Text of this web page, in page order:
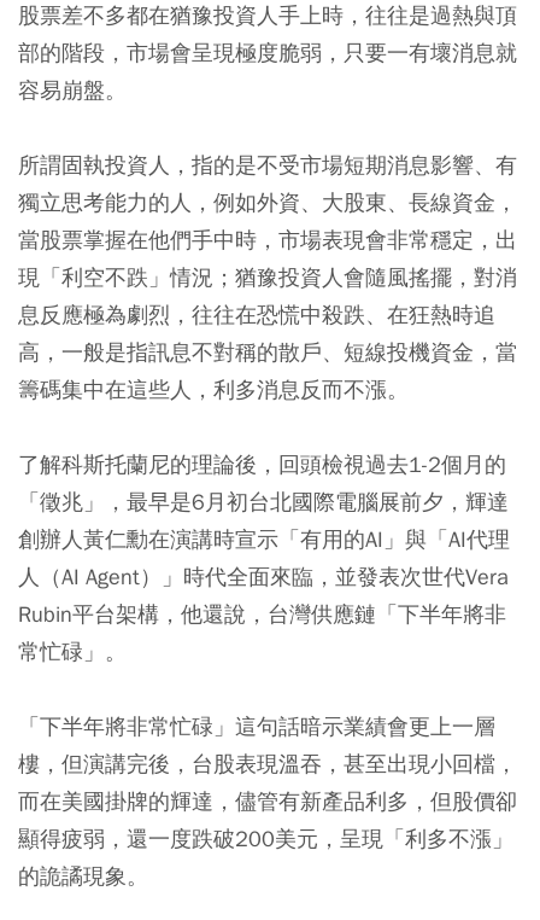
股票差不多都在猶豫投資人手上時，往往是過熱與頂
部的階段，市場會呈現極度脆弱，只要一有壞消息就
容易崩盤。
所謂固執投資人，指的是不受市場短期消息影響、有
獨立思考能力的人，例如外資、大股東、長線資金，
當股票掌握在他們手中時，市場表現會非常穩定，出
現「利空不跌」情況；猶豫投資人會隨風搖擺，對消
息反應極為劇烈，往往在恐慌中殺跌、在狂熱時追
高，一般是指訊息不對稱的散戶、短線投機資金，當
籌碼集中在這些人，利多消息反而不漲。
了解科斯托蘭尼的理論後，回頭檢視過去1-2個月的
「徵兆」，最早是6月初台北國際電腦展前夕，輝達
創辦人黃仁勳在演講時宣示「有用的AI」與「AI代理
人（AI Agent）」時代全面來臨，並發表次世代Vera
Rubin平台架構，他還說，台灣供應鏈「下半年將非
常忙碌」。
「下半年將非常忙碌」這句話暗示業績會更上一層
樓，但演講完後，台股表現溫吞，甚至出現小回檔，
而在美國掛牌的輝達，儘管有新產品利多，但股價卻
顯得疲弱，還一度跌破200美元，呈現「利多不漲」
的詭譎現象。